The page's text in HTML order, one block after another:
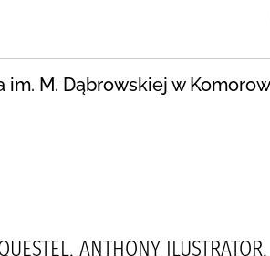
M. Dąbrowskiej w
ANTHONY